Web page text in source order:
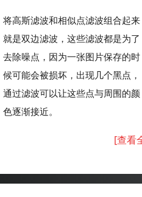
将高斯滤波和相似点滤波组合起来
就是双边滤波，这些滤波都是为了
去除噪点，因为一张图片保存的时
候可能会被损坏，出现几个黑点，
通过滤波可以让这些点与周围的颜
色逐渐接近。
[查看